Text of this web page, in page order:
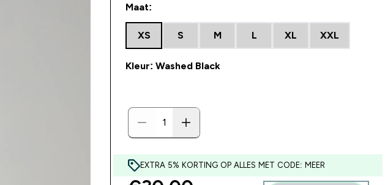
Maat:
XS S M L XL XXL
Kleur: Washed Black
EXTRA 5% KORTING OP ALLES MET CODE: MEER